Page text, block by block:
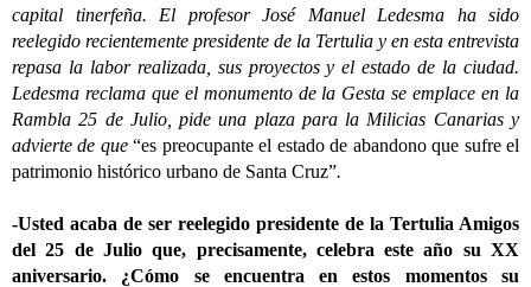
capital tinerfeña. El profesor José Manuel Ledesma ha sido
reelegido recientemente presidente de la Tertulia y en esta entrevista
repasa la labor realizada, sus proyectos y el estado de la ciudad.
Ledesma reclama que el monumento de la Gesta se emplace en la
Rambla 25 de Julio, pide una plaza para la Milicias Canarias y
advierte de que“es preocupante el estado de abandono que sufre el
patrimonio histórico urbano de Santa Cruz”.
-Usted acaba de ser reelegido presidente de la Tertulia Amigos
del 25 de Julio que, precisamente, celebra este año su XX
aniversario. ¿Cómo se encuentra en estos momentos su